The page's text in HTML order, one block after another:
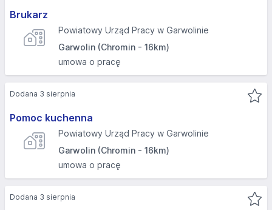
Brukarz
Powiatowy Urząd Pracy w Garwolinie
Garwolin (Chromin - 16km)
umowa o pracę
Pomoc kuchenna
Powiatowy Urząd Pracy w Garwolinie
Garwolin (Chromin - 16km)
umowa o pracę
Dodana 3 sierpnia
Dodana 3 sierpnia